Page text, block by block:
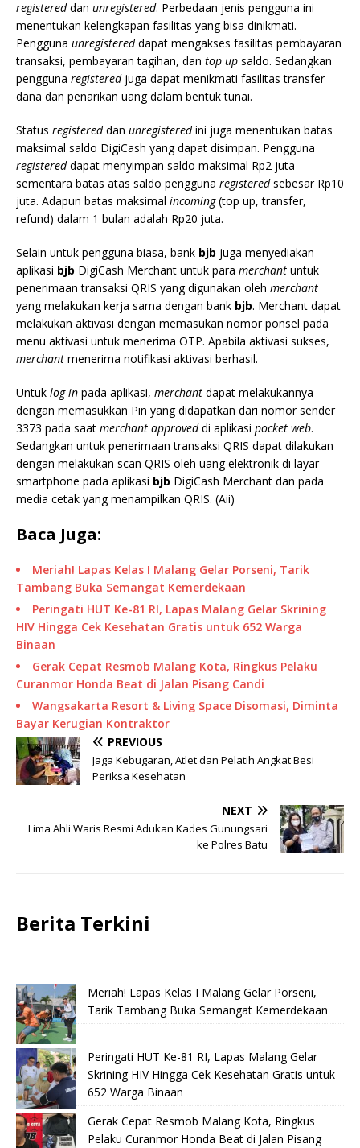
registereddan unregistered. Perbedaan jenis pengguna ini
menentukan kelengkapan fasilitas yang bisa dinikmati.
Pengguna unregistereddapat mengakses fasilitas pembayaran
transaksi, pembayaran tagihan, dan top up saldo. Sedangkan
pengguna registeredjuga dapat menikmati fasilitas transfer
dana dan penarikan uang dalam bentuk tunai.
Status registereddan unregisteredini juga menentukan batas
maksimal saldo DigiCash yang dapat disimpan. Pengguna
registereddapat menyimpan saldo maksimal Rp2 juta
sementara batas atas saldo pengguna registeredsebesar Rp10
juta. Adapun batas maksimal incoming(top up, transfer,
refund) dalam 1 bulan adalah Rp20 juta.
Selain untuk pengguna biasa, bank bjb juga menyediakan
aplikasi bjb DigiCash Merchant untuk para merchant untuk
penerimaan transaksi QRIS yang digunakan oleh merchant
yang melakukan kerja sama dengan bank bjb. Merchant dapat
melakukan aktivasi dengan memasukan nomor ponsel pada
menu aktivasi untuk menerima OTP. Apabila aktivasi sukses,
merchant menerima notifikasi aktivasi berhasil.
Untuk log in pada aplikasi, merchant dapat melakukannya
dengan memasukkan Pin yang didapatkan dari nomor sender
3373 pada saat merchant approveddi aplikasi pocket web.
Sedangkan untuk penerimaan transaksi QRIS dapat dilakukan
dengan melakukan scan QRIS oleh uang elektronik di layar
smartphone pada aplikasi bjb DigiCash Merchant dan pada
media cetak yang menampilkan QRIS. (Aii)
Baca Juga:
Meriah! Lapas Kelas I Malang Gelar Porseni, Tarik
Tambang Buka Semangat Kemerdekaan
Peringati HUT Ke-81 RI, Lapas Malang Gelar Skrining
HIV Hingga Cek Kesehatan Gratis untuk 652 Warga
Binaan
Gerak Cepat Resmob Malang Kota, Ringkus Pelaku
Curanmor Honda Beat di Jalan Pisang Candi
Wangsakarta Resort & Living Space Disomasi, Diminta
Bayar Kerugian Kontraktor
PREVIOUS
Jaga Kebugaran, Atlet dan Pelatih Angkat Besi
Periksa Kesehatan
NEXT
Lima Ahli Waris Resmi Adukan Kades Gunungsari
ke Polres Batu
Berita Terkini
Meriah! Lapas Kelas I Malang Gelar Porseni,
Tarik Tambang Buka Semangat Kemerdekaan
Peringati HUT Ke-81 RI, Lapas Malang Gelar
Skrining HIV Hingga Cek Kesehatan Gratis untuk
652 Warga Binaan
Gerak Cepat Resmob Malang Kota, Ringkus
Pelaku Curanmor Honda Beat di Jalan Pisang